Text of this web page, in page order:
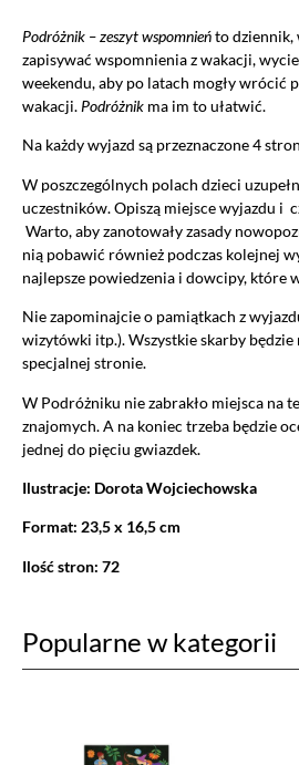
Podróżnik – zeszyt wspomnieńto dziennik,
zapisywać wspomnienia z wakacji,
weekendu, aby po latach mogły wrócić
wakacji. Podróżnik ma im to ułatwić.
Na każdy wyjazd są przeznaczone 4
W poszczególnych polach dzieci
uczestników. Opiszą miejsce wyjazdu i
Warto, aby zanotowały zasady
nią pobawić również podczas kolejnej
najlepsze powiedzenia i dowcipy, które
Nie zapominajcie o pamiątkach z
wizytówki itp.). Wszystkie skarby
specjalnej stronie.
W Podróżniku nie zabrakło miejsca na
znajomych. A na koniec trzeba będzie
jednej do pięciu gwiazdek.
Ilustracje: Dorota Wojciechowska
Format: 23,5 x 16,5 cm
Ilość stron: 72
Popularne w kategorii
zasadach opisanych szczegółowo w